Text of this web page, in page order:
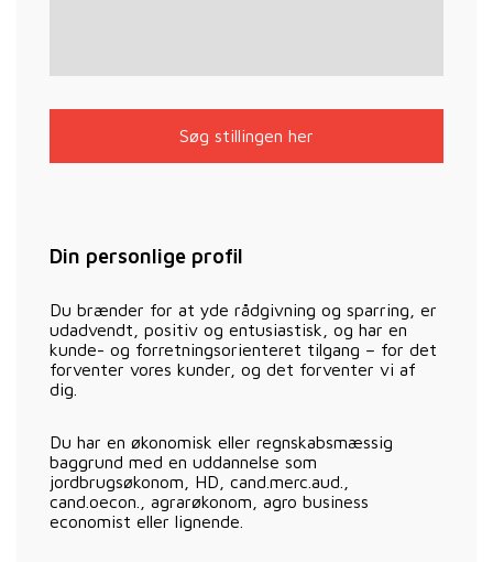
Søg stillingen her
Din personlige profil
Du brænder for at yde rådgivning og sparring, er
udadvendt, positiv og entusiastisk, og har en
kunde- og forretningsorienteret tilgang – for det
forventer vores kunder, og det forventer vi af
dig.
Du har en økonomisk eller regnskabsmæssig
baggrund med en uddannelse som
jordbrugsøkonom, HD, cand.merc.aud.,
cand.oecon., agrarøkonom, agro business
economist eller lignende.